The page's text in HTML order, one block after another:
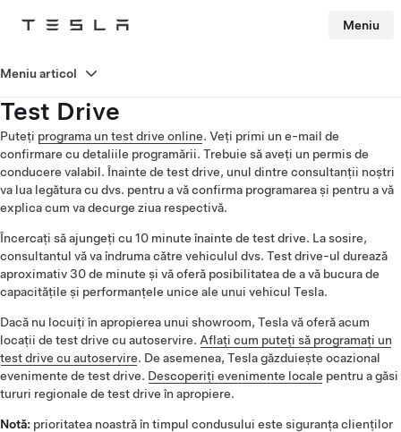
Tesla Meniu
Test Drive
Puteți programa un test drive online. Veți primi un e-mail de
confirmare cu detaliile programării. Trebuie să aveți un permis de
conducere valabil. Înainte de test drive, unul dintre consultanții noștri
va lua legătura cu dvs. pentru a vă confirma programarea și pentru a vă
explica cum va decurge ziua respectivă.
Încercați să ajungeți cu 10 minute înainte de test drive. La sosire,
consultantul vă va îndruma către vehiculul dvs. Test drive-ul durează
aproximativ 30 de minute și vă oferă posibilitatea de a vă bucura de
capacitățile și performanțele unice ale unui vehicul Tesla.
Dacă nu locuiți în apropierea unui showroom, Tesla vă oferă acum
locații de test drive cu autoservire. Aflați cum puteți să programați un
test drive cu autoservire. De asemenea, Tesla găzduiește ocazional
evenimente de test drive. Descoperiți evenimente locale pentru a găsi
tururi regionale de test drive în apropiere.
Notă: prioritatea noastră în timpul condusului este siguranța clienților
Meniu articol